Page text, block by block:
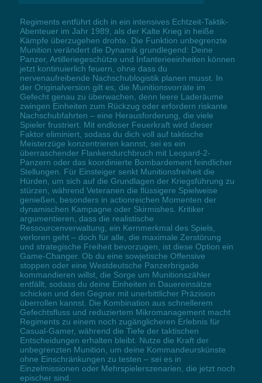
Regiments entführt dich in ein intensives Echtzeit-Taktik-
Abenteuer im Jahr 1989, als der Kalte Krieg in heiße
Kämpfe überzugehen drohte. Die Funktion unbegrenzte
Munition verändert die Dynamik grundlegend: Deine
Panzer, Artilleriegeschütze und Infanterieeinheiten können
jetzt kontinuierlich feuern, ohne dass du
nervenaufreibende Nachschublogistik planen musst. In
der Originalversion gilt es, die Munitionsvorräte im
Gefecht genau zu überwachen, denn leere Laderäume
zwingen Einheiten zum Rückzug oder erfordern riskante
Nachschubfahrten – eine Herausforderung, die viele
Spieler frustriert. Mit endloser Feuerkraft wird dieser
Faktor eliminiert, sodass du dich voll auf taktische
Meisterzüge konzentrieren kannst, sei es ein
überraschender Flankendurchbruch mit Leopard-2-
Panzern oder das koordinierte Bombardement feindlicher
Stellungen. Für Einsteiger senkt Munitionsfreiheit die
Hürden, um sich auf die Grundlagen der Kriegsführung zu
stürzen, während Veteranen die flüssigere Spielweise
genießen, besonders in actionreichen Momenten der
dynamischen Kampagne oder Skirmishes. Kritiker
argumentieren, dass die realistische
Ressourcenverwaltung, ein Kernmerkmal des Spiels,
verloren geht – doch für alle, die maximale Zerstörung
und strategische Freiheit bevorzugen, ist diese Option ein
Game-Changer. Ob du eine sowjetische Offensive
stoppen oder eine Westdeutsche Panzerbrigade
kommandieren willst, die Sorge um Munitionszähler
entfällt, sodass du deine Einheiten in Dauereinsätze
schicken und den Gegner mit unerbittlicher Präzision
überrollen kannst. Die Kombination aus schnellerem
Gefechtsfluss und reduziertem Mikromanagement macht
Regiments zu einem noch zugänglicheren Erlebnis für
Casual-Gamer, während die Tiefe der taktischen
Entscheidungen erhalten bleibt. Nutze die Kraft der
unbegrenzten Munition, um deine Kommandeurskünste
ohne Einschränkungen zu testen – sei es in
Einzelmissionen oder Mehrspielerszenarien, die jetzt noch
epischer sind.